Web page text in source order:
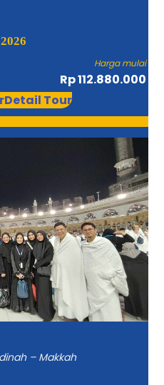
Harga mulai
Rp 112.880.000
Detail Tour
– Makkah